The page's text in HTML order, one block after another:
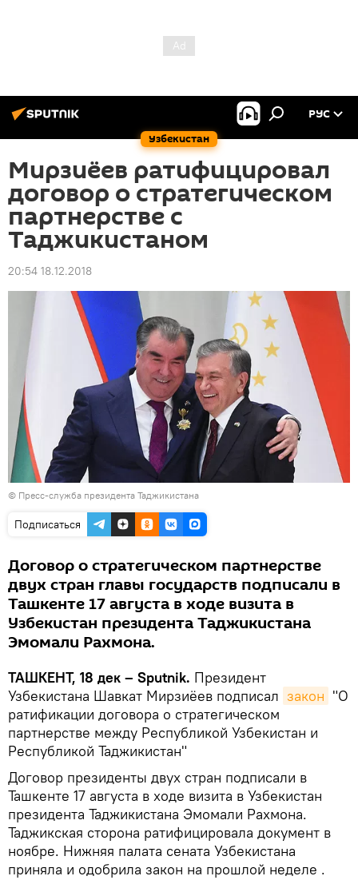
Узбекистан
РУС
Мирзиёев ратифицировал
договор о стратегическом
партнерстве с
Таджикистаном
20:54 18.12.2018
© Пресс-служба президента Таджикистана
Подписаться
Договор о стратегическом партнерстве
двух стран главы государств подписали в
Ташкенте 17 августа в ходе визита в
Узбекистан президента Таджикистана
Эмомали Рахмона.
ТАШКЕНТ, 18 дек – Sputnik. Президент
Узбекистана Шавкат Мирзиёев подписал закон "О
ратификации договора о стратегическом
партнерстве между Республикой Узбекистан и
Республикой Таджикистан"
Договор президенты двух стран подписали в
Ташкенте 17 августа в ходе визита в Узбекистан
президента Таджикистана Эмомали Рахмона.
Таджикская сторона ратифицировала документ в
ноябре. Нижняя палата сената Узбекистана
приняла и одобрила закон на прошлой неделе .